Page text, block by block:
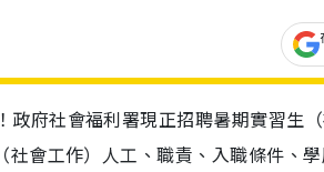
府社會福利署現正招聘暑期實習生
會工作）人工、職責、入職條件、